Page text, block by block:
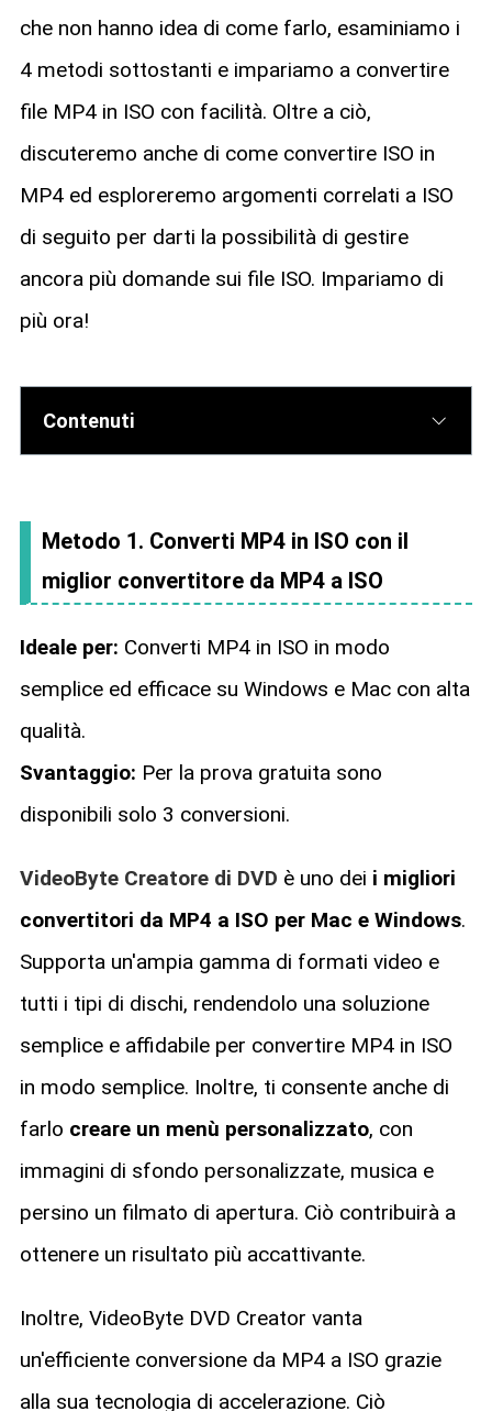
che non hanno idea di come farlo, esaminiamo i
4 metodi sottostanti e impariamo a convertire
file MP4 in ISO con facilità. Oltre a ciò,
discuteremo anche di come convertire ISO in
MP4 ed esploreremo argomenti correlati a ISO
di seguito per darti la possibilità di gestire
ancora più domande sui file ISO. Impariamo di
più ora!
Contenuti
Metodo 1. Converti MP4 in ISO con il
miglior convertitore da MP4 a ISO
Ideale per: Converti MP4 in ISO in modo
semplice ed efficace su Windows e Mac con alta
qualità.
Svantaggio: Per la prova gratuita sono
disponibili solo 3 conversioni.
VideoByte Creatore di DVD è uno dei i migliori
convertitori da MP4 a ISO per Mac e Windows.
Supporta un'ampia gamma di formati video e
tutti i tipi di dischi, rendendolo una soluzione
semplice e affidabile per convertire MP4 in ISO
in modo semplice. Inoltre, ti consente anche di
farlo creare un menù personalizzato, con
immagini di sfondo personalizzate, musica e
persino un filmato di apertura. Ciò contribuirà a
ottenere un risultato più accattivante.
Inoltre, VideoByte DVD Creator vanta
un'efficiente conversione da MP4 a ISO grazie
alla sua tecnologia di accelerazione. Ciò